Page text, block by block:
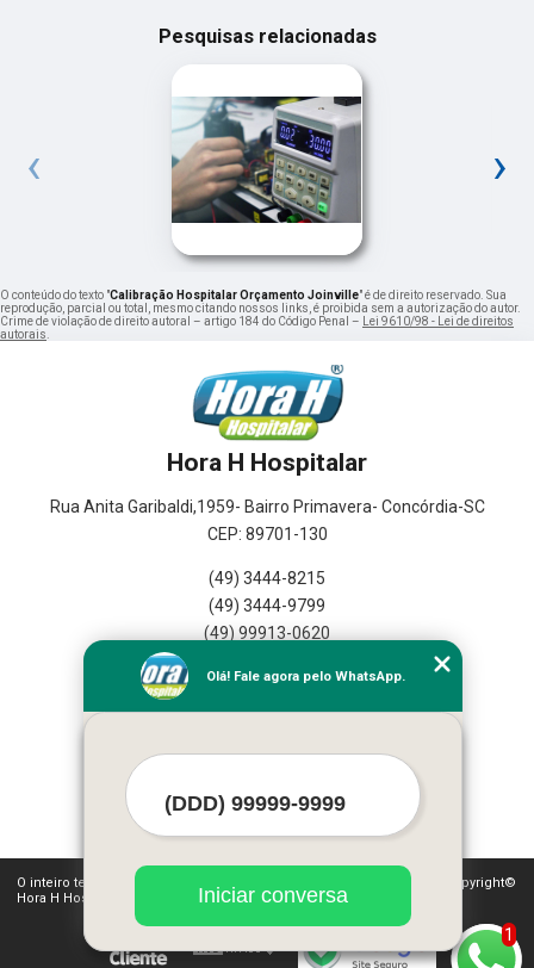
Pesquisas relacionadas
‹ ›
O conteúdo do texto "Calibração Hospitalar Orçamento Joinville" é de direito reservado. Sua
reprodução, parcial ou total, mesmo citando nossos links, é proibida sem a autorização do autor.
Crime de violação de direito autoral – artigo 184 do Código Penal –
Lei 9610/98 - Lei de direitos
autorais
Hora H Hospitalar
Rua Anita Garibaldi,1959- Bairro Primavera- Concórdia-SC
CEP: 89701-130
(49) 3444-8215
(49) 3444-9799
(49) 99913-0620
Home
Contato
O inteiro teor deste site está sujeito à proteção de direitos autorais. Copyright©
Hora H Hospitalar (Lei 9610 de 19/02/1998)
1
Olá! Fale agora pelo WhatsApp.
Iniciar conversa